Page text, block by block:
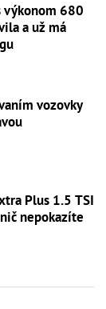
výkonom 680
a už má
vozovky
Plus 1.5 TSI
nepokazíte